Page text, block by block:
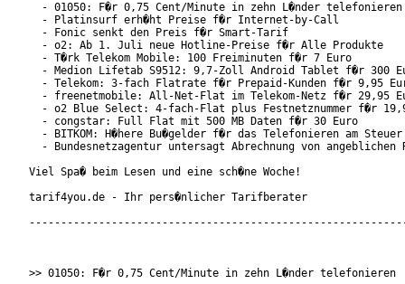
  - 01050: F�r 0,75 Cent/Minute in zehn L�nder telefonieren
  - Platinsurf erh�ht Preise f�r Internet-by-Call
  - Fonic senkt den Preis f�r Smart-Tarif
  - o2: Ab 1. Juli neue Hotline-Preise f�r Alle Produkte
  - T�rk Telekom Mobile: 100 Freiminuten f�r 7 Euro
- Medion Lifetab S9512: 9,7-Zoll Android Tablet f�r 300
- Telekom: 3-fach Flatrate f�r Prepaid-Kunden f�r 9,95
- freenetmobile: All-Net-Flat im Telekom-Netz f�r 29,95
- o2 Blue Select: 4-fach-Flat plus Festnetznummer f�r
  - congstar: Full Flat mit 500 MB Daten f�r 30 Euro
  - BITKOM: H�here Bu�gelder f�r das Telefonieren am Steuer
- Bundesnetzagentur untersagt Abrechnung von angeblichen
Viel Spa� beim Lesen und eine sch�ne Woche!
tarif4you.de - Ihr pers�nlicher Tarifberater
>> 01050: F�r 0,75 Cent/Minute in zehn L�nder telefonieren